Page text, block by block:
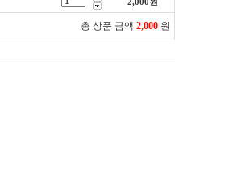
총 상품 금액 2,000 원